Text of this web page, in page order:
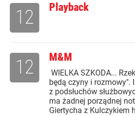
Playback
12
M&M
WIELKA SZKODA...
będą czyny i rozmowy".
z podsłuchów
ma żadnej porządnej
Giertycha z Kulczykiem
12